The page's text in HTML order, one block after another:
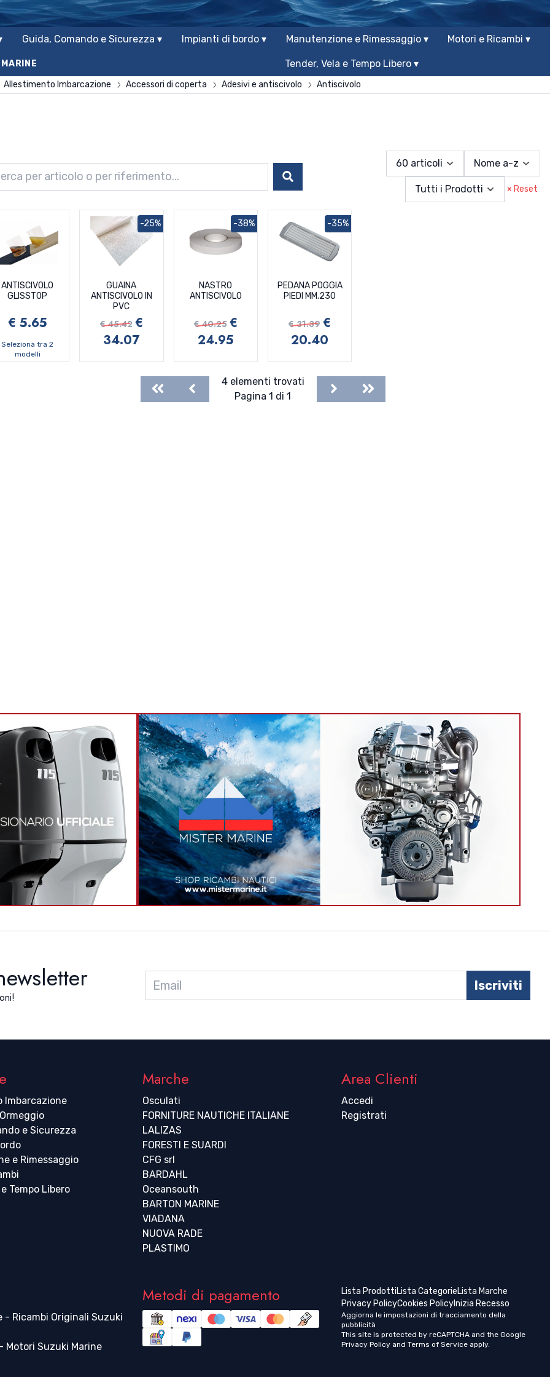
Guida, Comando e Sicurezza ▾ Impianti di bordo ▾ Manutenzione e Rimessaggio ▾ Motori e Ricambi ▾
Tender, Vela e Tempo Libero ▾
Allestimento Imbarcazione Accessori di coperta Adesivi e antiscivolo Antiscivolo
Cerca
60 articoli Nome a-z
Tutti i Prodotti × Reset
ANTISCIVOLO
GLISSTOP
€ 5.65
Seleziona tra 2
modelli
GUAINA
ANTISCIVOLO IN
PVC
€ 45.42 €
34.07
-25%
NASTRO
ANTISCIVOLO
€ 40.25 €
24.95
-38%
PEDANA POGGIA
PIEDI MM.230
€ 31.39 €
20.40
-35%
FirstPrevious
4 elementi trovati
Pagina 1 di 1
NextLast
Iscriviti
Imbarcazione
e Sicurezza
e Rimessaggio
Tempo Libero
Marche
Osculati
FORNITURE NAUTICHE ITALIANE
LALIZAS
FORESTI E SUARDI
CFG srl
BARDAHL
Oceansouth
BARTON MARINE
VIADANA
NUOVA RADE
PLASTIMO
Area Clienti
Accedi
Registrati
- Ricambi Originali Suzuki
Motori Suzuki Marine
Metodi di pagamento Lista ProdottiLista CategorieLista Marche
Privacy PolicyCookies PolicyInizia Recesso
Aggiorna le impostazioni di tracciamento della
pubblicità
This site is protected by reCAPTCHA and the Google
Privacy Policy and Terms of Service apply.